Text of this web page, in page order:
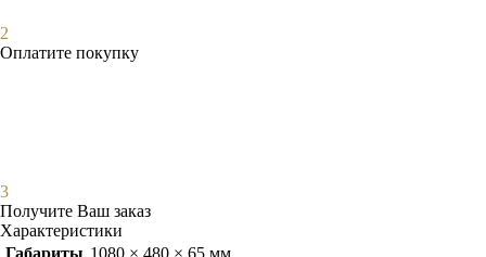
2
Оплатите покупку
3
Получите Ваш заказ
Характеристики